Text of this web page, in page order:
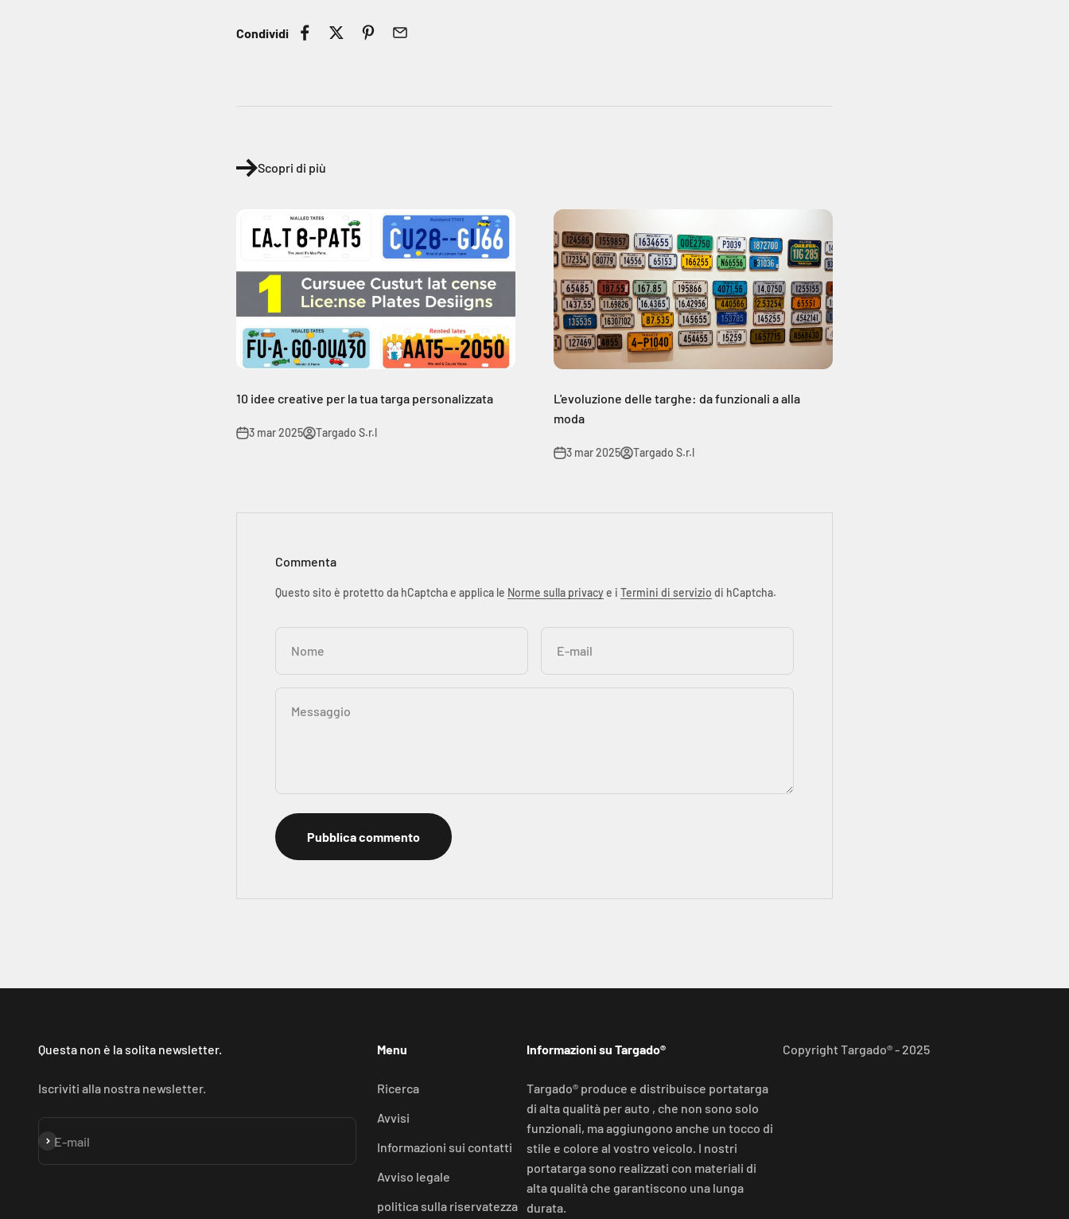
Condividi
Scopri di più
10 idee creative per la tua targa personalizzata
3 mar 2025 Targado S.r.l
L'evoluzione delle targhe: da funzionali a alla
moda
3 mar 2025 Targado S.r.l
Commenta
Questo sito è protetto da hCaptcha e applica le Norme sulla privacye i Termini di servizio di hCaptcha.
Nome E-mail
Messaggio
Pubblica commento
Questa non è la solita newsletter.
Iscriviti alla nostra newsletter.
E-mail
Iscriviti alla newsletter
Menu
Ricerca
Avvisi
Informazioni sui contatti
Avviso legale
politica sulla riservatezza
Informazioni su Targado®
Targado® produce e distribuisce portatarga
di alta qualità per auto , che non sono solo
funzionali, ma aggiungono anche un tocco di
stile e colore al vostro veicolo. I nostri
portatarga sono realizzati con materiali di
alta qualità che garantiscono una lunga
durata.
Copyright Targado® - 2025